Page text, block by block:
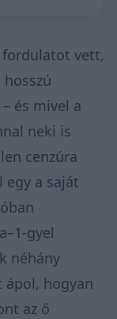
vett,
és mivel a
neki is
cenzúra
egy a saját
gyel
néhány
ápol, hogyan
az ő